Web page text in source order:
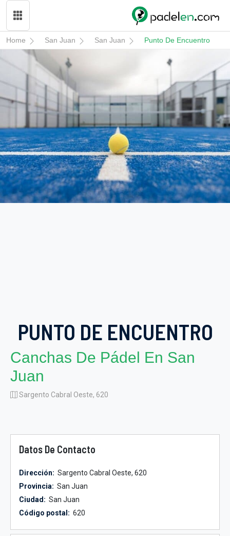
Home San Juan San Juan Punto De Encuentro
PUNTO DE ENCUENTRO
Canchas De Pádel En San
Juan
Sargento Cabral Oeste, 620
Datos De Contacto
Dirección: Sargento Cabral Oeste, 620
Provincia: San Juan
Ciudad: San Juan
Código postal: 620